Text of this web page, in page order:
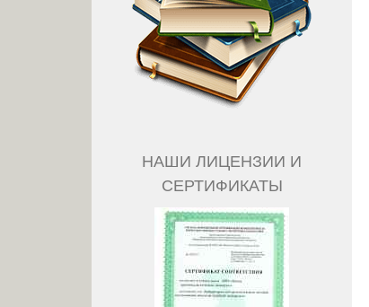
НАШИ ЛИЦЕНЗИИ И
СЕРТИФИКАТЫ